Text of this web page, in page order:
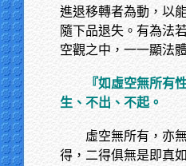
進退移轉者為動，以
隨下品退失。有為法
空觀之中，一一顯法
『如虛空無所有
生、不出、不起。
虛空無所有，亦
得，二得俱無是即真